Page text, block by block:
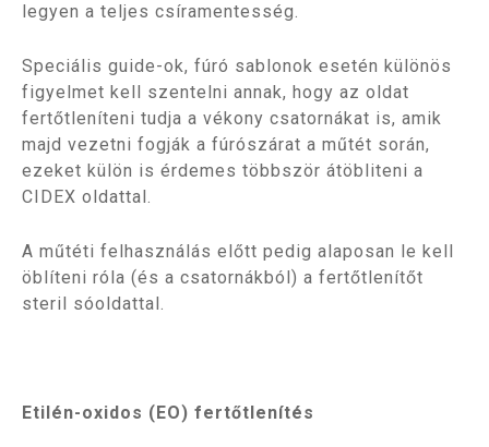
legyen a teljes csíramentesség.
Speciális guide-ok, fúró sablonok esetén különös
figyelmet kell szentelni annak, hogy az oldat
fertőtleníteni tudja a vékony csatornákat is, amik
majd vezetni fogják a fúrószárat a műtét során,
ezeket külön is érdemes többször átöbliteni a
CIDEX oldattal.
A műtéti felhasználás előtt pedig alaposan le kell
öblíteni róla (és a csatornákból) a fertőtlenítőt
steril sóoldattal.
Etilén-oxidos (EO) fertőtlenítés